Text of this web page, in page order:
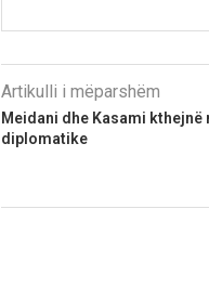
Artikulli i mëparshëm
Meidani dhe Kasami kthejnë
diplomatike